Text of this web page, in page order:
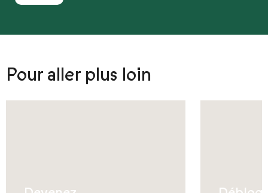
Pour aller plus loin